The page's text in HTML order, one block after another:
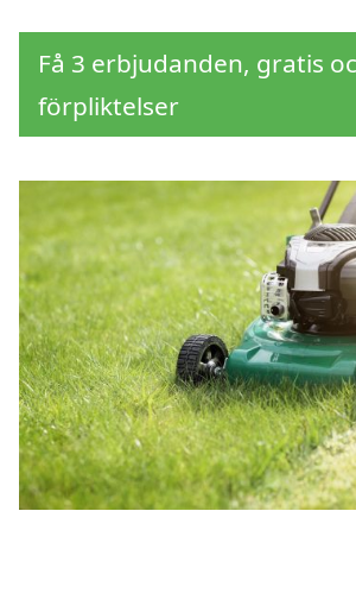
Få 3 erbjudanden, gratis
förpliktelser